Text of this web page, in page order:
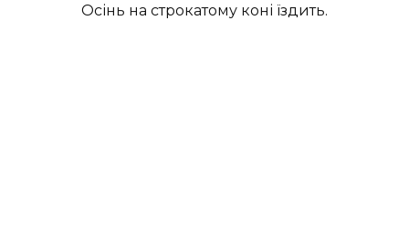
Осінь на строкатому коні їздить.